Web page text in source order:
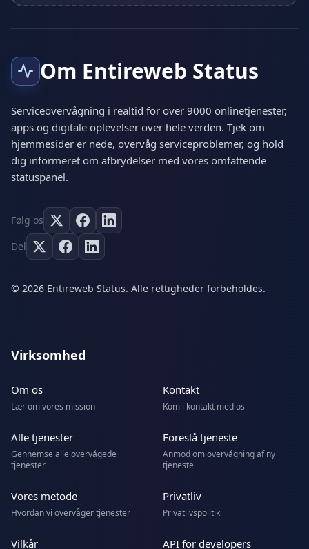
Om Entireweb Status
Serviceovervågning i realtid for over 9000 onlinetjenester,
apps og digitale oplevelser over hele verden. Tjek om
hjemmesider er nede, overvåg serviceproblemer, og hold
dig informeret om afbrydelser med vores omfattende
statuspanel.
Følg os
Del
© 2026 Entireweb Status. Alle rettigheder forbeholdes.
Virksomhed
Om os
Lær om vores mission
Kontakt
Kom i kontakt med os
Alle tjenester
Gennemse alle overvågede
tjenester
Foreslå tjeneste
Anmod om overvågning af ny
tjeneste
Vores metode
Hvordan vi overvåger tjenester
Privatliv
Privatlivspolitik
Vilkår API for developers